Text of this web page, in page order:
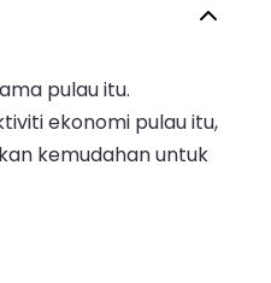
pulau itu.
ekonomi pulau itu,
kemudahan untuk